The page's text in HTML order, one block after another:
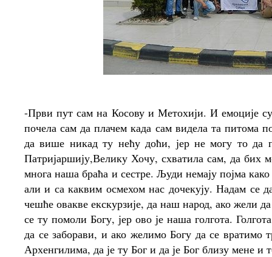
-Први пут сам на Косову и Метохији. И емоције
почела сам да плачем када сам видела та питома
да више никад ту нећу доћи, јер не могу то
Патријаршију,Велику Хочу, схватила сам, да бих
многа наша браћа и сестре. Људи немају појма
али и са каквим осмехом нас дочекују. Надам се
чешће овакве екскурзије, да наш народ, ако жели
се ту помоли Богу, јер ово је наша голгота.
да се заборави, и ако желимо Богу да се вратимо
Архенгилима, да је ту Бог и да је Бог близу мене и